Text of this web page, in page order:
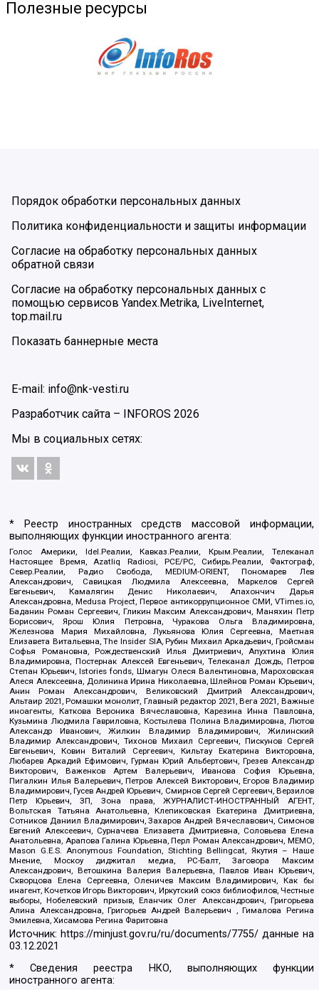
Полезные ресурсы
Порядок обработки персональных данных
Политика конфиденциальности и защиты информации
Согласие на обработку персональных данных
обратной связи
Согласие на обработку персональных данных с
помощью сервисов Yandex.Metrika, LiveInternet,
top.mail.ru
Показать баннерные места
E-mail: info@nk-vesti.ru
Разработчик сайта –
INFOROS 2026
Мы в социальных сетях:
* Реестр иностранных средств массовой информации,
выполняющих функции иностранного агента:
Голос Америки, Idel.Реалии, Кавказ.Реалии, Крым.Реалии, Телеканал
Настоящее Время, Azatliq Radiosi, PCE/PC, Сибирь.Реалии, Фактограф,
Север.Реалии, Радио Свобода, MEDIUM-ORIENT, Пономарев Лев
Александрович, Савицкая Людмила Алексеевна, Маркелов Сергей
Евгеньевич, Камалягин Денис Николаевич, Апахончич Дарья
Александровна, Medusa Project, Первое антикоррупционное СМИ, VTimes.io,
Баданин Роман Сергеевич, Гликин Максим Александрович, Маняхин Петр
Борисович, Ярош Юлия Петровна, Чуракова Ольга Владимировна,
Железнова Мария Михайловна, Лукьянова Юлия Сергеевна, Маетная
Елизавета Витальевна, The Insider SIA, Рубин Михаил Аркадьевич, Гройсман
Софья Романовна, Рождественский Илья Дмитриевич, Апухтина Юлия
Владимировна, Постернак Алексей Евгеньевич, Телеканал Дождь, Петров
Степан Юрьевич, Istories fonds, Шмагун Олеся Валентиновна, Мароховская
Алеся Алексеевна, Долинина Ирина Николаевна, Шлейнов Роман Юрьевич,
Анин Роман Александрович, Великовский Дмитрий Александрович,
Альтаир 2021, Ромашки монолит, Главный редактор 2021, Вега 2021, Важные
иноагенты, Каткова Вероника Вячеславовна, Карезина Инна Павловна,
Кузьмина Людмила Гавриловна, Костылева Полина Владимировна, Лютов
Александр Иванович, Жилкин Владимир Владимирович, Жилинский
Владимир Александрович, Тихонов Михаил Сергеевич, Пискунов Сергей
Евгеньевич, Ковин Виталий Сергеевич, Кильтау Екатерина Викторовна,
Любарев Аркадий Ефимович, Гурман Юрий Альбертович, Грезев Александр
Викторович, Важенков Артем Валерьевич, Иванова София Юрьевна,
Пигалкин Илья Валерьевич, Петров Алексей Викторович, Егоров Владимир
Владимирович, Гусев Андрей Юрьевич, Смирнов Сергей Сергеевич, Верзилов
Петр Юрьевич, ЗП, Зона права, ЖУРНАЛИСТ-ИНОСТРАННЫЙ АГЕНТ,
Вольтская Татьяна Анатольевна, Клепиковская Екатерина Дмитриевна,
Сотников Даниил Владимирович, Захаров Андрей Вячеславович, Симонов
Евгений Алексеевич, Сурначева Елизавета Дмитриевна, Соловьева Елена
Анатольевна, Арапова Галина Юрьевна, Перл Роман Александрович, МЕМО,
Mason G.E.S. Anonymous Foundation, Stichting Bellingcat, Якутия – Наше
Мнение, Москоу диджитал медиа, РС-Балт, Заговора Максим
Александрович, Ветошкина Валерия Валерьевна, Павлов Иван Юрьевич,
Скворцова Елена Сергеевна, Оленичев Максим Владимирович, Как бы
инагент, Кочетков Игорь Викторович, Иркутский союз библиофилов, Честные
выборы, Нобелевский призыв, Еланчик Олег Александрович, Григорьева
Алина Александровна, Григорьев Андрей Валерьевич , Гималова Регина
Эмилевна, Хисамова Регина Фаритовна
Источник: https://minjust.gov.ru/ru/documents/7755/ данные на
03.12.2021
* Сведения реестра НКО, выполняющих функции
иностранного агента: